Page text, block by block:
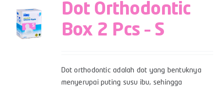
Dot Orthodontic
Box 2 Pcs – S
Dot orthodontic adalah dot yang bentuknya
menyerupai puting susu ibu, sehingga